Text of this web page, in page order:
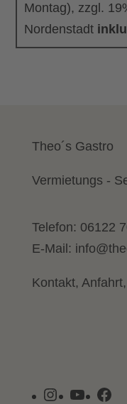
Montag), zzgl.
Nordenstadt
Theo´s Gastro
Vermietungs -
Telefon: 06122
E-Mail:
Kontakt,
Instagram
YouTube